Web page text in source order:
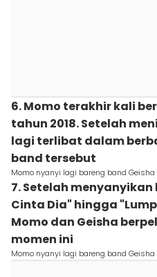
6. Momo terakhir kali
tahun 2018. Setelah
lagi terlibat dalam
band tersebut
Momo nyanyi lagi bareng band
7. Setelah
Cinta Dia" hingga
Momo dan Geisha
momen ini
Momo nyanyi lagi bareng band